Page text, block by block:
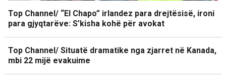
Top Channel/ “El Chapo” irlandez para drejtësisë, ironi
para gjyqtarëve: S’kisha kohë për avokat
Top Channel/ Situatë dramatike nga zjarret në Kanada,
mbi 22 mijë evakuime